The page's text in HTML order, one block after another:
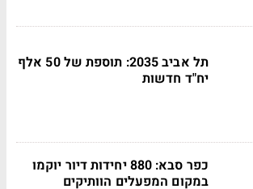
תל אביב 2035: תוספת של 50 אלף
יח"ד חדשות
כפר סבא: 880 יחידות דיור יוקמו
במקום המפעלים הוותיקים